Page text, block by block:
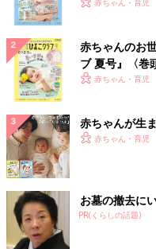
いっぱい！
赤ちゃんのお
ブ 夏号』〈巻
く！ おっぱい
赤ちゃん・育児
赤ちゃんが生
赤ちゃん・育児
お墓の撤去に
PR(くらしの話題)